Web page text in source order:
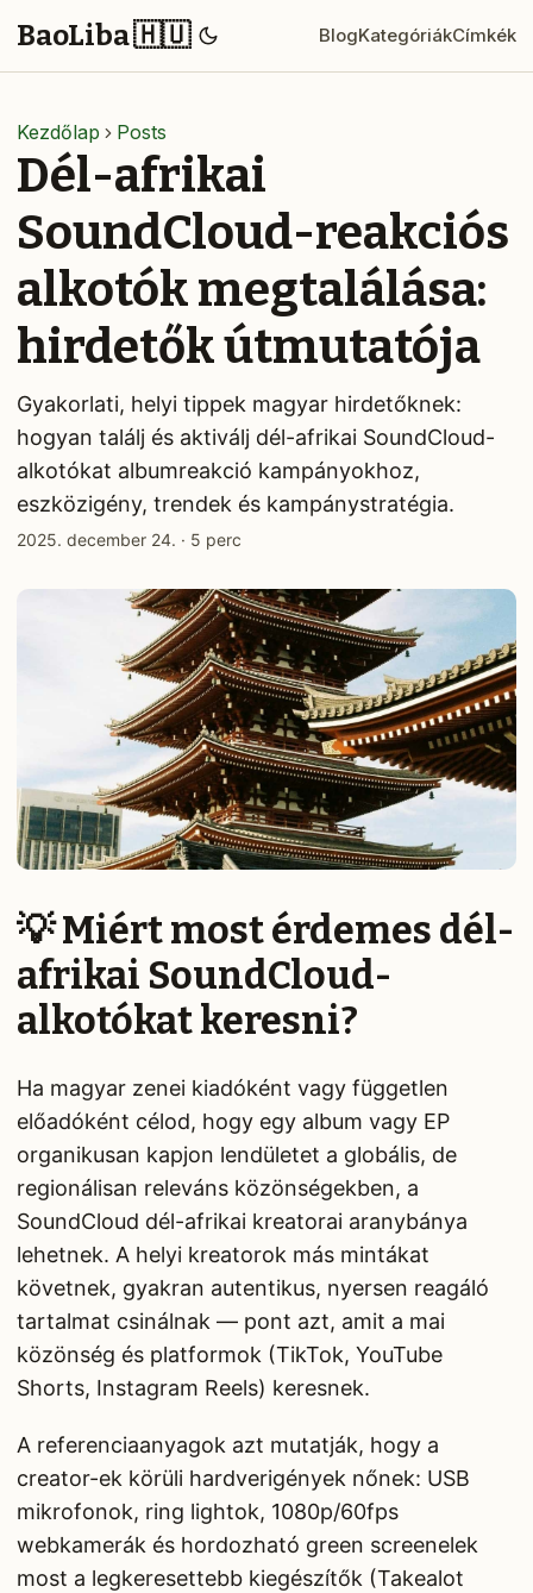
BaoLiba 🇭🇺 BlogKategóriákCímkék
Kezdőlap Posts
Dél-afrikai
SoundCloud-reakciós
alkotók megtalálása:
hirdetők útmutatója
Gyakorlati, helyi tippek magyar hirdetőknek:
hogyan találj és aktiválj dél-afrikai SoundCloud-
alkotókat albumreakció kampányokhoz,
eszközigény, trendek és kampánystratégia.
2025. december 24. · 5 perc
💡 Miért most érdemes dél-
afrikai SoundCloud-
alkotókat keresni?
Ha magyar zenei kiadóként vagy független
előadóként célod, hogy egy album vagy EP
organikusan kapjon lendületet a globális, de
regionálisan releváns közönségekben, a
SoundCloud dél-afrikai kreatorai aranybánya
lehetnek. A helyi kreatorok más mintákat
követnek, gyakran autentikus, nyersen reagáló
tartalmat csinálnak — pont azt, amit a mai
közönség és platformok (TikTok, YouTube
Shorts, Instagram Reels) keresnek.
A referenciaanyagok azt mutatják, hogy a
creator-ek körüli hardverigények nőnek: USB
mikrofonok, ring lightok, 1080p/60fps
webkamerák és hordozható green screenelek
most a legkeresettebb kiegészítők (Takealot